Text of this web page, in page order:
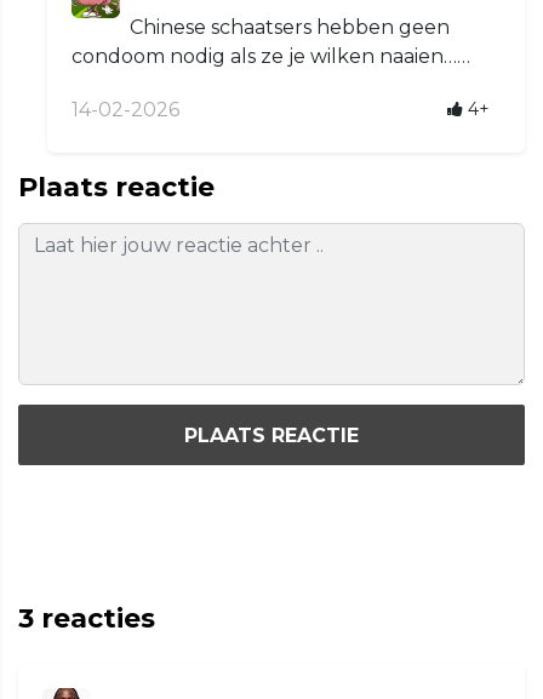
Chinese schaatsers hebben geen
condoom nodig als ze je wilken naaien……
14-02-2026 4+
Plaats reactie
PLAATS REACTIE
3 reacties